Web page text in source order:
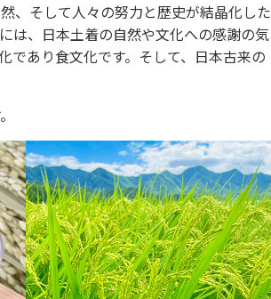
、そして人々の努力と歴史が結晶化した
は、日本土着の自然や文化への感謝の気
であり食文化です。そして、日本古来の